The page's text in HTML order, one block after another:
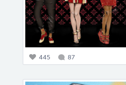
445 87